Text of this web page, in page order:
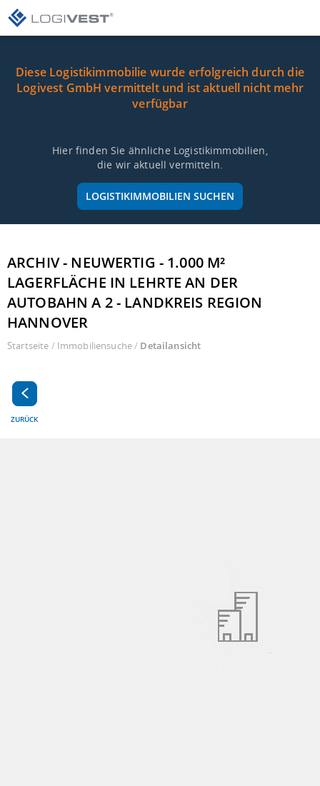
Diese Logistikimmobilie wurde erfolgreich durch die
Logivest GmbH vermittelt und ist aktuell nicht mehr
verfügbar
Hier finden Sie ähnliche Logistikimmobilien,
die wir aktuell vermitteln.
LOGISTIKIMMOBILIEN SUCHEN
ARCHIV - NEUWERTIG - 1.000 M²
LAGERFLÄCHE IN LEHRTE AN DER
AUTOBAHN A 2 - LANDKREIS REGION
HANNOVER
Startseite / Immobiliensuche/ Detailansicht
ZURÜCK